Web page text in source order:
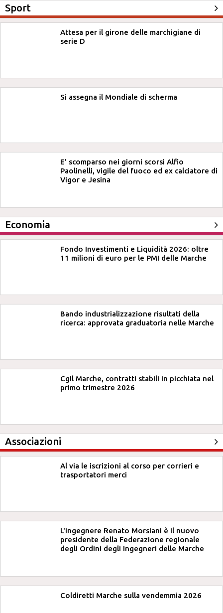
Sport
Attesa per il girone delle marchigiane di
serie D
Si assegna il Mondiale di scherma
E' scomparso nei giorni scorsi Alfio
Paolinelli, vigile del fuoco ed ex calciatore di
Vigor e Jesina
Economia
Fondo Investimenti e Liquidità 2026: oltre
11 milioni di euro per le PMI delle Marche
Bando industrializzazione risultati della
ricerca: approvata graduatoria nelle Marche
Cgil Marche, contratti stabili in picchiata nel
primo trimestre 2026
Associazioni
Al via le iscrizioni al corso per corrieri e
trasportatori merci
L'ingegnere Renato Morsiani è il nuovo
presidente della Federazione regionale
degli Ordini degli Ingegneri delle Marche
Coldiretti Marche sulla vendemmia 2026